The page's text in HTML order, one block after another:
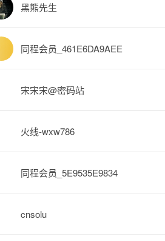
黑熊先生
同程会员_461E6DA9AEE
宋宋宋@密码站
火线-wxw786
同程会员_5E9535E9834
cnsolu